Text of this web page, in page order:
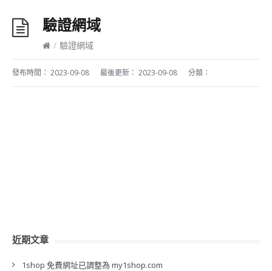
驗證網域
/ 驗證網域
發布時間： 2023-09-08 最後更新： 2023-09-08 分類：
近期文章
1shop 免費網址已調整為 my1shop.com